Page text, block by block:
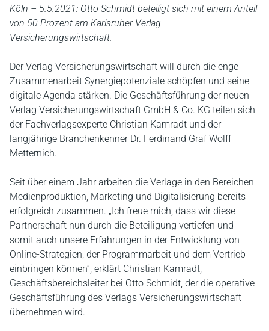
Köln – 5.5.2021: Otto Schmidt beteiligt sich mit einem Anteil
von 50 Prozent am Karlsruher Verlag
Versicherungswirtschaft.
Der Verlag Versicherungswirtschaft will durch die enge
Zusammenarbeit Synergiepotenziale schöpfen und seine
digitale Agenda stärken. Die Geschäftsführung der neuen
Verlag Versicherungswirtschaft GmbH & Co. KG teilen sich
der Fachverlagsexperte Christian Kamradt und der
langjährige Branchenkenner Dr. Ferdinand Graf Wolff
Metternich.
Seit über einem Jahr arbeiten die Verlage in den Bereichen
Medienproduktion, Marketing und Digitalisierung bereits
erfolgreich zusammen. „Ich freue mich, dass wir diese
Partnerschaft nun durch die Beteiligung vertiefen und
somit auch unsere Erfahrungen in der Entwicklung von
Online-Strategien, der Programmarbeit und dem Vertrieb
einbringen können“, erklärt Christian Kamradt,
Geschäftsbereichsleiter bei Otto Schmidt, der die operative
Geschäftsführung des Verlags Versicherungswirtschaft
übernehmen wird.